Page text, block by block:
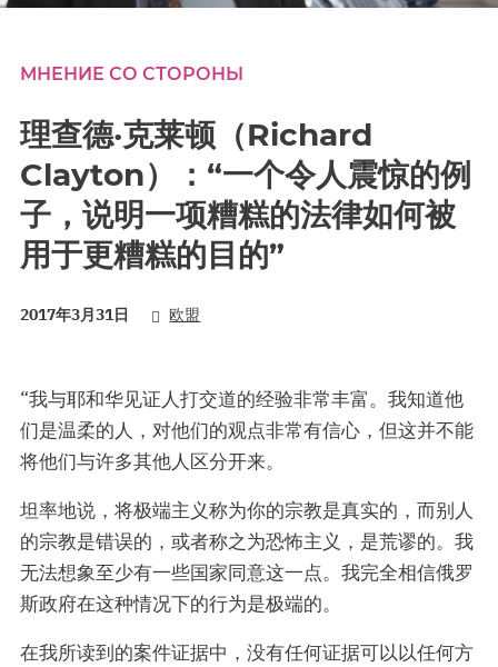
seconds
МНЕНИЕ СО СТОРОНЫ
理查德·克莱顿（Richard
Clayton）：“一个令人震惊的例
子，说明一项糟糕的法律如何被
用于更糟糕的目的”
2017年3月31日 欧盟
“我与耶和华见证人打交道的经验非常丰富。我知道他
们是温柔的人，对他们的观点非常有信心，但这并不能
将他们与许多其他人区分开来。
坦率地说，将极端主义称为你的宗教是真实的，而别人
的宗教是错误的，或者称之为恐怖主义，是荒谬的。我
无法想象至少有一些国家同意这一点。我完全相信俄罗
斯政府在这种情况下的行为是极端的。
在我所读到的案件证据中，没有任何证据可以以任何方